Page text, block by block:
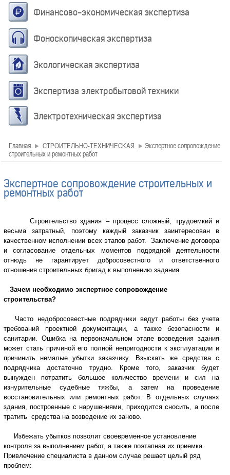
Финансово-экономическая экспертиза
Фоноскопическая экспертиза
Экологическая экспертиза
Экспертиза электробытовой техники
Электротехническая экспертиза
Главная СТРОИТЕЛЬНО-ТЕХНИЧЕСКАЯ
Экспертное сопровождение
строительных и ремонтных работ
Экспертное сопровождение строительных и
ремонтных работ
Строительство здания – процесс сложный, трудоемкий и
весьма затратный, поэтому каждый заказчик заинтересован в
качественном исполнении всех этапов работ. Заключение договора
и согласование отдельных моментов подрядной деятельности
отнюдь не гарантирует добросовестного и ответственного
отношения строительных бригад к выполнению задания.
Зачем необходимо экспертное сопровождение
строительства?
Часто недобросовестные подрядчики ведут работы без учета
требований проектной документации, а также безопасности и
санитарии. Ошибка на первоначальном этапе возведения здания
может стать причиной его полной непригодности к эксплуатации и
причинить немалые убытки заказчику. Взыскать же средства с
подрядчика достаточно трудно. Кроме того, заказчик будет
вынужден потратить большое количество времени и сил на
изнурительные судебные тяжбы, а затем на проведение
восстановительных или ремонтных работ. В отдельных случаях
здания, построенные с нарушениями, приходится сносить, а после
тратить средства на возведение их заново.
Избежать убытков позволит своевременное установление
контроля за выполнением работ, а также поэтапная их приемка.
Привлечение специалиста в данном случае решает целый ряд
проблем: